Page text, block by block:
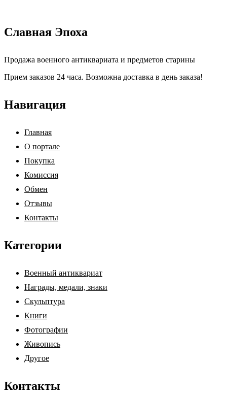
Славная Эпоха
Продажа военного антиквариата и предметов старины
Прием заказов 24 часа. Возможна доставка в день заказа!
Навигация
Главная
О портале
Покупка
Комиссия
Обмен
Отзывы
Контакты
Категории
Военный антиквариат
Награды, медали, знаки
Скульптура
Книги
Фотографии
Живопись
Другое
Контакты